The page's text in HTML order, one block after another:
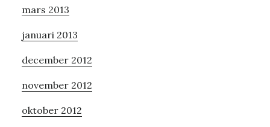
mars 2013
januari 2013
december 2012
november 2012
oktober 2012